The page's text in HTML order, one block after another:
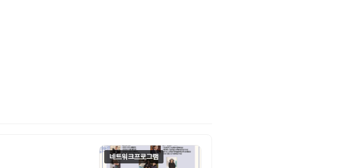
네트워크프로그램